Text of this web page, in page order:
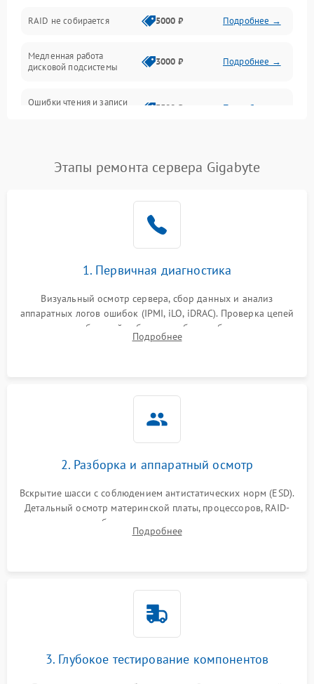
Контроллеры и интерфейсы
Виртуализация и сервисы
Программные сбои
Влага и внешные воздействия
RAID не собирается 5000 ₽ Подробнее →
Медленная работа
дисковой подсистемы
3000 ₽ Подробнее →
Ошибки чтения и записи
3500 ₽ Подробнее →
Этапы ремонта сервера Gigabyte
1. Первичная диагностика
Визуальный осмотр сервера, сбор данных и анализ
аппаратных логов ошибок (IPMI, iLO, iDRAC). Проверка цепей
питания и базовой работоспособности без вскрытия
корпуса для быстрой локализации сбоя.
Подробнее
2. Разборка и аппаратный осмотр
Вскрытие шасси с соблюдением антистатических норм (ESD).
Детальный осмотр материнской платы, процессоров, RAID-
контроллеров и блоков питания на наличие термических
повреждений, прогаров или окислений.
Подробнее
3. Глубокое тестирование компонентов